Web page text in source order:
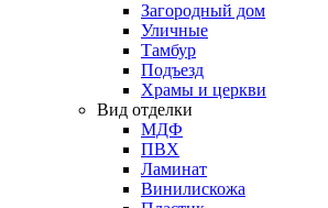
Загородный дом
Уличные
Тамбур
Подъезд
Храмы и церкви
Вид отделки
МДФ
ПВХ
Ламинат
Винилискожа